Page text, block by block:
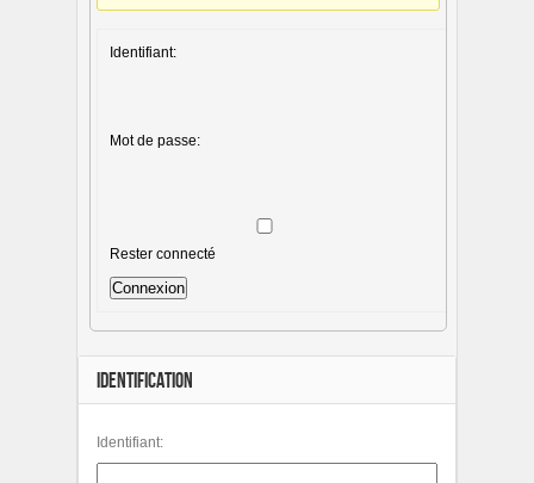
Identifiant:
Mot de passe:
Rester connecté
Connexion
IDENTIFICATION
Identifiant: